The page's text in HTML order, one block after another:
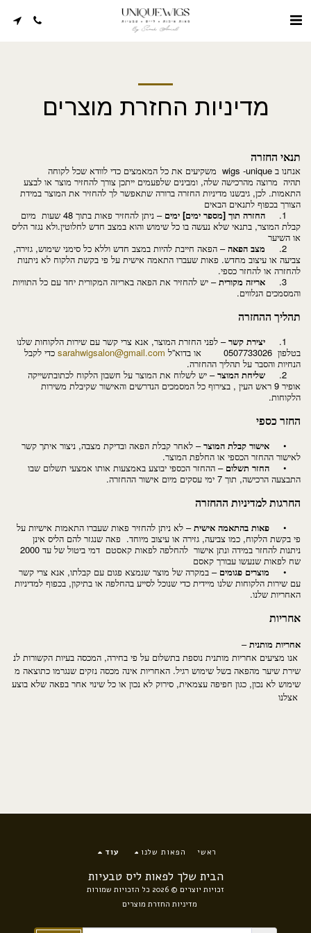
מדיניות החזרת מוצרים
תנאי החזרה
אנחנו ב wigs -unique משקיעים את כל המאמצים כדי לוודא שכל לקוחה
תהיה מרוצה מהרכישה שלה, ומבינים שלפעמים ייתכן צורך להחזיר מוצר או לבצע
התאמות. לכן, גיבשנו מדיניות החזרה ברורה שתאפשר לך להחזיר את המוצר במידת
הצורך בכפוף לתנאים הבאים
החזרה תוך [מספר ימים] ימים
– ניתן להחזיר פאות בתוך 48 שעות מיום
קבלת המוצר, בתנאי שלא נעשה בו כל שימוש והוא במצב חדש לחלוטין.ולא נגזר הליס
או השיער
מצב הפאה– הפאה חייבת להיות במצב חדש וללא כל סימני שימוש, גזירה,
צביעה או עיצוב מחדש. פאות שעברו התאמה אישית על פי בקשת הלקוח לא ניתנות
להחזרה או להחזר כספי.
אריזה מקורית– יש להחזיר את הפאה באריזה המקורית יחד עם כל התוויות
והמסמכים הנלווים.
תהליך ההחזרה
יצירת קשר– לפני החזרת המוצר, אנא צרי קשר עם שירות הלקוחות שלנו
בטלפון 0507733026 או בדוא”ל
sarahwigsalon@gmail.com כדי לקבל
הנחיות והסבר על תהליך ההחזרה.
שליחת המוצר– יש לשלוח את המוצר על חשבון הלקוח לכתובתשייקה
אופיר 9 ראש העין , בצירוף כל המסמכים הנדרשים והאישור שקיבלת משירות
הלקוחות.
החזר כספי
• אישור קבלת המוצר– לאחר קבלת הפאה ובדיקת מצבה, ניצור איתך קשר
לאישור ההחזר הכספי או החלפת המוצר.
• החזר תשלום – ההחזר הכספי יבוצע באמצעות אותו אמצעי תשלום שבו
התבצעה הרכישה, תוך 7 ימי עסקים מיום אישור ההחזרה.
החרגות למדיניות ההחזרה
• פאות בהתאמה אישית– לא ניתן להחזיר פאות שעברו התאמות אישיות על
פי בקשת הלקוח, כמו צביעה, גזירה או עיצוב מיוחד. פאה שנגזר להם הליס אינן
ניתנות להחזר במידה ונתן אישור להחלפה לפאות קאסטם דמי ביטול של עד 2000
שח לפאות שנעשו עבורך קאסם
• מוצרים פגומים – במקרה של מוצר שנמצא פגום עם קבלתו, אנא צרי קשר
עם שירות הלקוחות שלנו מיידית כדי שנוכל לסייע בהחלפה או בתיקון, בכפוף למדיניות
האחריות שלנו.
אחריות
אחריות מותנית –
אנו מציעים אחריות מותנית נוספת בתשלום על פי בחירה, המכסה בעיות הקשורות לנ
שירת שיער מהפאה בשל שימוש רגיל. האחריות אינה מכסה נזקים שנגרמו כתוצאה מ
שימוש לא נכון, כגון חפיפה עצמאית, סירוק לא נכון או כל שינוי אחר בפאה שלא בוצע
אצלנו
הבית שלך לפאות ליס טבעיות
זכויות יוצרים © 2026 כל הזכויות שמורות
מדיניות החזרת מוצרים
ראשי הפאות שלנו עוד